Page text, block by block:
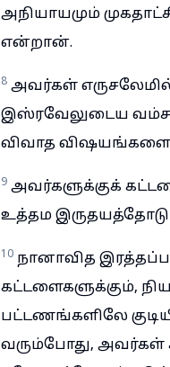
அநியாயமும்
என்றான்.
8 அவர்கள்
இஸ்ரவேலுடைய
விவாத
9 அவர்களுக்குக்
உத்தம
10 நானாவித
கட்டளைகளுக்கும்,
பட்டணங்களிலே
வரும்போது, அவர்கள்